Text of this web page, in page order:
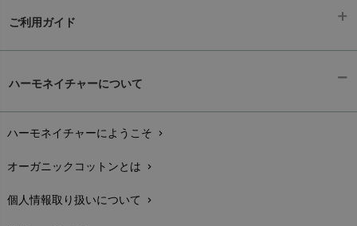
ご利用ガイド
配送と送料chevron_right
在庫状況と発送予定chevron_right
サイズ・寸法chevron_right
ハーモネイチャーについて
ハーモネイチャーにようこそ chevron_right
オーガニックコットンとは chevron_right
個人情報取り扱いについて chevron_right